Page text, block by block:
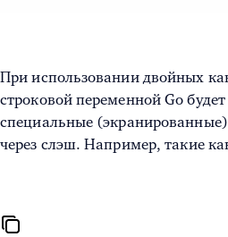
При использовании двойных
строковой переменной Go
специальные
через слэш. Например, такие